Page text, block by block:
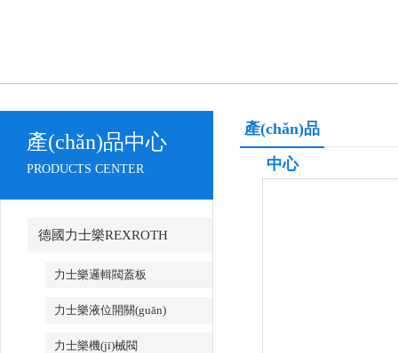
產(chǎn)品中心
PRODUCTS CENTER
德國力士樂REXROTH
力士樂邏輯閥蓋板
力士樂液位開關(guān)
力士樂機(jī)械閥
產(chǎn)品
中心